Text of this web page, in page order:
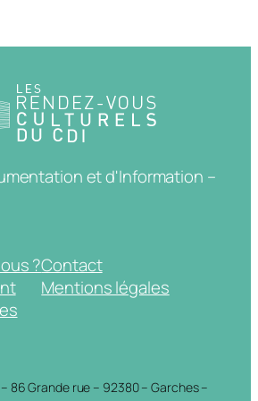
et d'Information –
?Contact
Mentions légales
86 Grande rue – 92380 – Garches –